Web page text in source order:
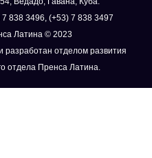
838 3496, (+53) 7 838 3497
Латина © 2023
разработан отделом развития
отдела Пренса Латина.